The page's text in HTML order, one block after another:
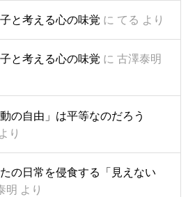
と考える心の味覚 に てる より
と考える心の味覚 に 古澤泰明
の自由」は平等なのだろう
より
の日常を侵食する「見えない
明 より